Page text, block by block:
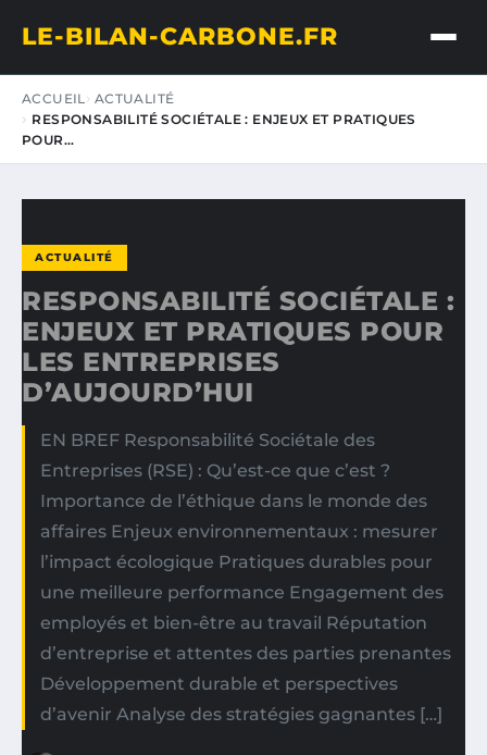
LE-BILAN-CARBONE.FR
ACCUEIL ACTUALITÉ
RESPONSABILITÉ SOCIÉTALE : ENJEUX ET PRATIQUES
POUR…
ACTUALITÉ
RESPONSABILITÉ SOCIÉTALE :
ENJEUX ET PRATIQUES POUR
LES ENTREPRISES
D’AUJOURD’HUI
EN BREF Responsabilité Sociétale des
Entreprises (RSE) : Qu’est-ce que c’est ?
Importance de l’éthique dans le monde des
affaires Enjeux environnementaux : mesurer
l’impact écologique Pratiques durables pour
une meilleure performance Engagement des
employés et bien-être au travail Réputation
d’entreprise et attentes des parties prenantes
Développement durable et perspectives
d’avenir Analyse des stratégies gagnantes […]